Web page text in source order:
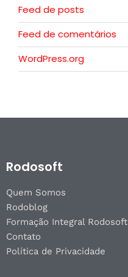
Feed de posts
Feed de comentários
WordPress.org
Rodosoft
Quem Somos
Rodoblog
Formação Integral Rodosoft
Contato
Política de Privacidade